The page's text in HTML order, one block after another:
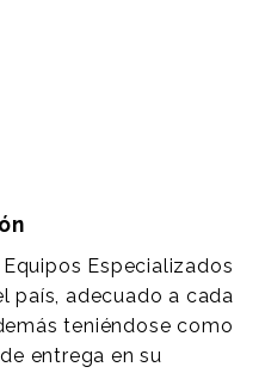
Especializados
país, adecuado a cada
teniéndose como
entrega en su